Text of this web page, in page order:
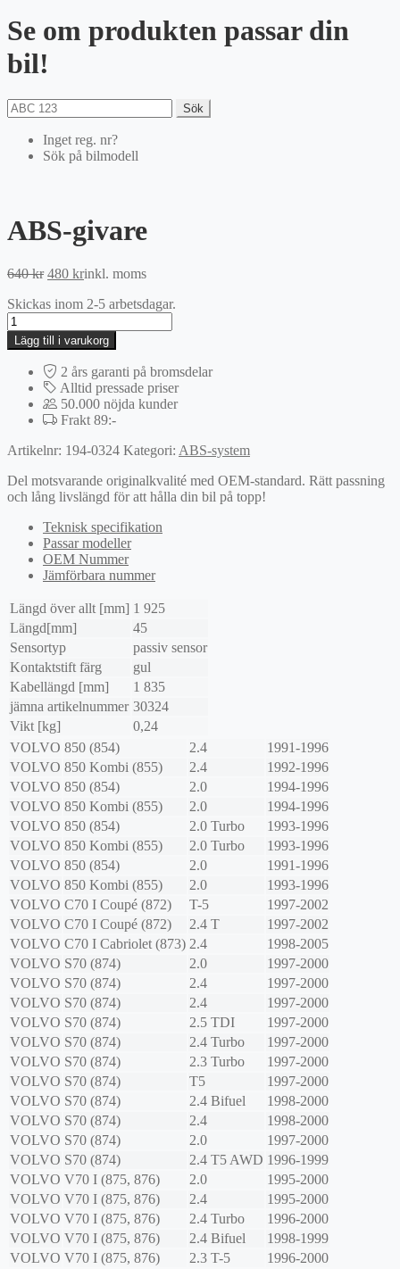
Se om produkten passar din
bil!
Sök
Inget reg. nr?
Sök på bilmodell
ABS-givare
640kr Det
priset
640 kr.
480 krDet
priset
480 kr.
inkl. moms
Skickas inom 2-5 arbetsdagar.
ABS-
givare
mängd
Lägg till i varukorg
2 års garanti på bromsdelar
Alltid pressade priser
50.000 nöjda kunder
Frakt 89:-
Artikelnr: 194-0324 Kategori: ABS-system
Del motsvarande originalkvalité med OEM-standard. Rätt passning
och lång livslängd för att hålla din bil på topp!
Teknisk specifikation
Passar modeller
OEM Nummer
Jämförbara nummer
Längd över allt [mm] 1 925
Längd[mm]
45
Sensortyp
passiv sensor
Kontaktstift färg
gul
Kabellängd [mm]
1 835
jämna artikelnummer 30324
Vikt [kg]
0,24
VOLVO 850 (854) 2.4
1991-1996
VOLVO 850 Kombi (855) 2.4
1992-1996
VOLVO 850 (854) 2.0
1994-1996
VOLVO 850 Kombi (855) 2.0
1994-1996
VOLVO 850 (854) 2.0 Turbo
1993-1996
VOLVO 850 Kombi (855) 2.0 Turbo
1993-1996
VOLVO 850 (854) 2.0
1991-1996
VOLVO 850 Kombi (855) 2.0
1993-1996
VOLVO C70 I Coupé (872) T-5
1997-2002
VOLVO C70 I Coupé (872) 2.4 T
1997-2002
VOLVO C70 I Cabriolet (873) 2.4
1998-2005
VOLVO S70 (874) 2.0
1997-2000
VOLVO S70 (874) 2.4
1997-2000
VOLVO S70 (874) 2.4
1997-2000
VOLVO S70 (874) 2.5 TDI
1997-2000
VOLVO S70 (874) 2.4 Turbo
1997-2000
VOLVO S70 (874) 2.3 Turbo
1997-2000
VOLVO S70 (874) T5
1997-2000
VOLVO S70 (874) 2.4 Bifuel
1998-2000
VOLVO S70 (874) 2.4
1998-2000
VOLVO S70 (874) 2.0
1997-2000
VOLVO S70 (874) 2.4 T5 AWD 1996-1999
VOLVO V70 I (875, 876) 2.0
1995-2000
VOLVO V70 I (875, 876) 2.4
1995-2000
VOLVO V70 I (875, 876) 2.4 Turbo
1996-2000
VOLVO V70 I (875, 876) 2.4 Bifuel
1998-1999
VOLVO V70 I (875, 876) 2.3 T-5
1996-2000